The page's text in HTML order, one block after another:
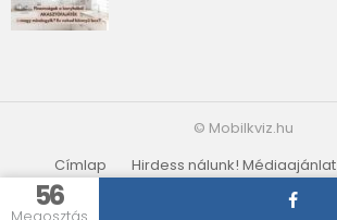
56
© Mobilkviz.hu
Címlap
Hirdess nálunk! Médiaajánlat